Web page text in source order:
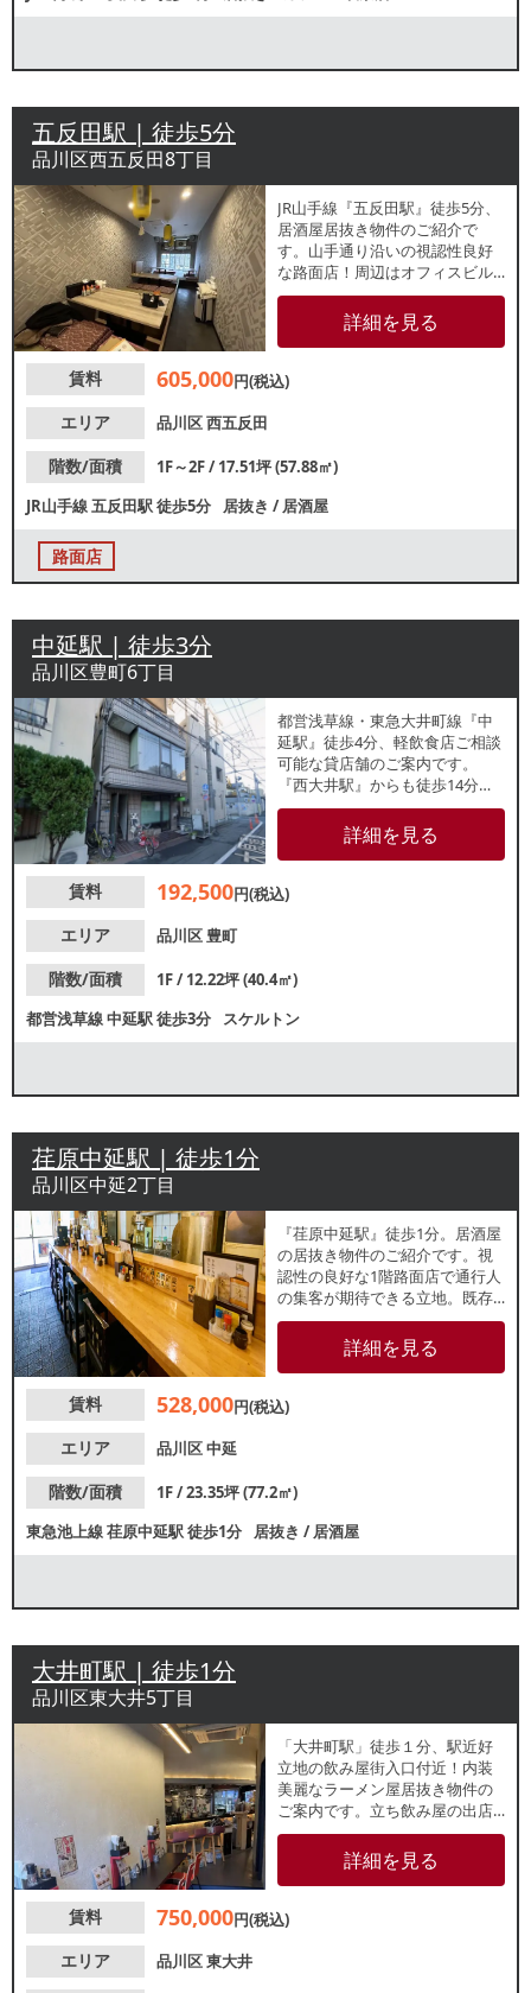
五反田駅 | 徒歩5分
品川区西五反田8丁目
JR山手線『五反田駅』徒歩5分、
居酒屋居抜き物件のご紹介で
す。山手通り沿いの視認性良好
な路面店！周辺はオフィスビル
が多く、ビジネスパーソンのラ
ンチ・ディナー需要が期待でき
るエリアです。諸条件等、お気
詳細を見る
賃料 605,000円(税込)
エリア
品川区西五反田
階数/面積
1F～2F / 17.51坪 (57.88㎡)
JR山手線五反田駅徒歩5分 居抜き /居酒屋
路面店
中延駅 | 徒歩3分
品川区豊町6丁目
都営浅草線・東急大井町線『中
延駅』徒歩4分、軽飲食店ご相談
可能な貸店舗のご案内です。
『西大井駅』からも徒歩14分。
「大原通り」沿いの1階路面店。
前テナントは整骨院。飲食条件
は軽飲食ご相談となりますが、
ください。
詳細を見る
賃料 192,500円(税込)
エリア
品川区豊町
階数/面積
1F / 12.22坪 (40.4㎡)
都営浅草線中延駅徒歩3分 スケルトン
荏原中延駅 | 徒歩1分
品川区中延2丁目
『荏原中延駅』徒歩1分。居酒屋
の居抜き物件のご紹介です。視
認性の良好な1階路面店で通行人
の集客が期待できる立地。既存
内装や設備を活かし初期費用を
抑えた出店が可能です。諸条件
等、お気軽にお問合せくださ
詳細を見る
賃料 528,000円(税込)
エリア
品川区中延
階数/面積
1F / 23.35坪 (77.2㎡)
東急池上線荏原中延駅徒歩1分 居抜き /居酒屋
大井町駅 | 徒歩1分
品川区東大井5丁目
「大井町駅」徒歩１分、駅近好
立地の飲み屋街入口付近！内装
美麗なラーメン屋居抜き物件の
ご案内です。立ち飲み屋の出店
歴あり、各種重飲食ご相談可能
です。ビル屋上看板使用もご相
談可能です。諸条件等、お気軽
詳細を見る
賃料 750,000円(税込)
エリア
品川区東大井